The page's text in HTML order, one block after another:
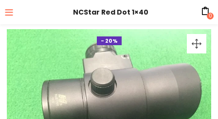
NCStar Red Dot 1×40 0
- 20%